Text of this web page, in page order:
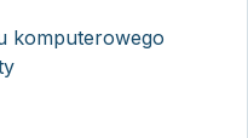
komputerowego